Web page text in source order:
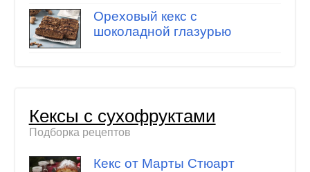
Ореховый кекс с
шоколадной глазурью
Кексы с сухофруктами
Подборка рецептов
Кекс от Марты Стюарт